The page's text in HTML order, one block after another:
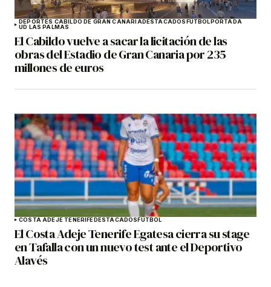
DEPORTES CABILDO DE GRAN CANARIADESTACADOSFÚTBOLPORTADA
UD LAS PALMAS
El Cabildo vuelve a sacar la licitación de las
obras del Estadio de Gran Canaria por 235
millones de euros
COSTA ADEJE TENERIFEDESTACADOSFÚTBOL
El Costa Adeje Tenerife Egatesa cierra su stage
en Tafalla con un nuevo test ante el Deportivo
Alavés